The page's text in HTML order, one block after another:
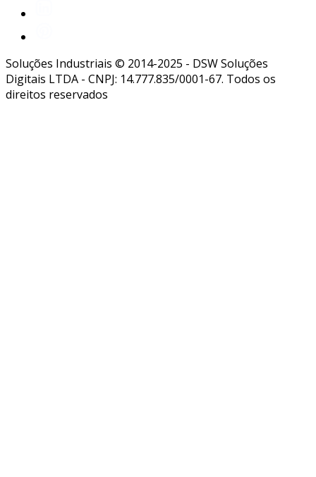
Soluções Industriais © 2014-2025 - DSW Soluções
Digitais LTDA - CNPJ: 14.777.835/0001-67. Todos os
direitos reservados